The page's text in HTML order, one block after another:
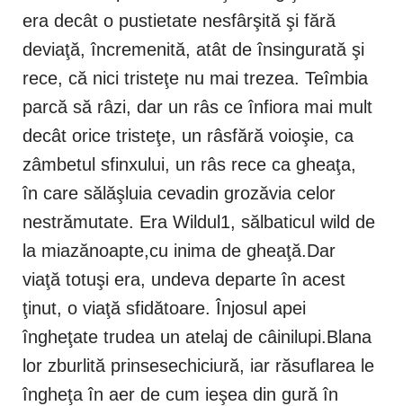
era decât o pustietate nesfârşită şi fără
deviaţă, încremenită, atât de însingurată şi
rece, că nici tristeţe nu mai trezea. Teîmbia
parcă să râzi, dar un râs ce înfiora mai mult
decât orice tristeţe, un râsfără voioşie, ca
zâmbetul sfinxului, un râs rece ca gheaţa,
în care sălăşluia cevadin grozăvia celor
nestrămutate. Era Wildul1, sălbaticul wild de
la miazănoapte,cu inima de gheaţă.Dar
viaţă totuşi era, undeva departe în acest
ţinut, o viaţă sfidătoare. Înjosul apei
îngheţate trudea un atelaj de câinilupi.Blana
lor zburlită prinsesechiciură, iar răsuflarea le
îngheţa în aer de cum ieşea din gură în